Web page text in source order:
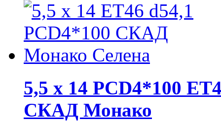
5,5 x 14 PCD4*100
СКАД Монако